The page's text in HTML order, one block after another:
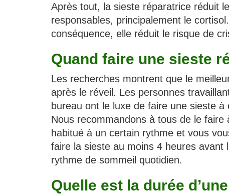
Après tout, la sieste réparatrice réduit
responsables, principalement le
conséquence, elle réduit le risque de
Quand faire une sieste
Les recherches montrent que le
après le réveil. Les personnes
bureau ont le luxe de faire une sieste à
Nous recommandons à tous de le
habitué à un certain rythme et vous
faire la sieste au moins 4 heures
rythme de sommeil quotidien.
Quelle est la durée